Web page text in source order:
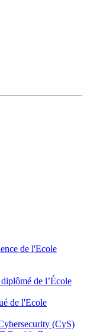
de l'Ecole
de l’École
de l'Ecole
(CyS)